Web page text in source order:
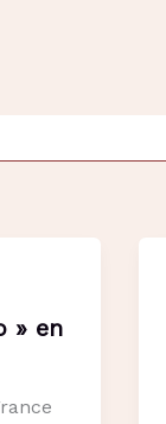
» en